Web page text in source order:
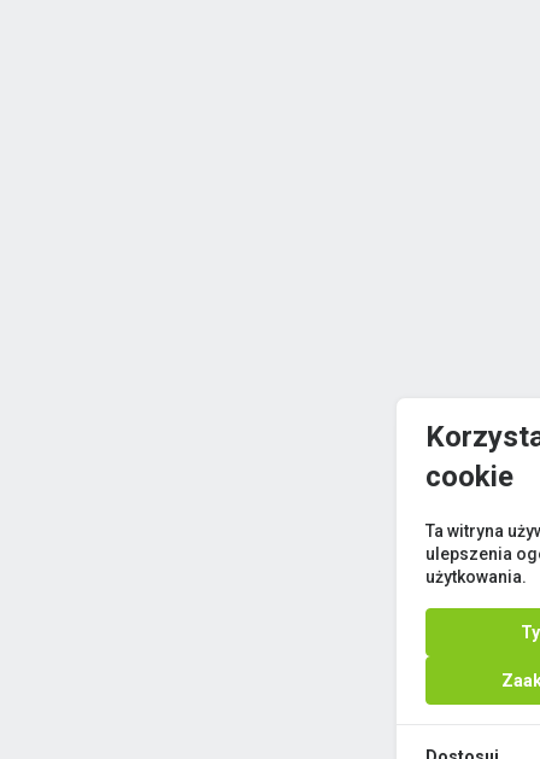
cookie
Ta witryna
ulepszenia
użytkowania.